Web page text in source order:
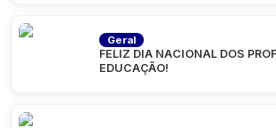
Geral
FELIZ DIA NACIONAL DOS
EDUCAÇÃO!